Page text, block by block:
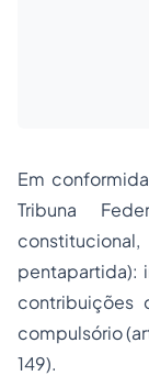
Em
Tribuna
pentapartida):
contribuições
compulsório
149).